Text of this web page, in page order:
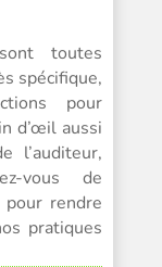
toutes
spécifique,
pour
d’œil aussi
l’auditeur,
vous de
pour rendre
pratiques